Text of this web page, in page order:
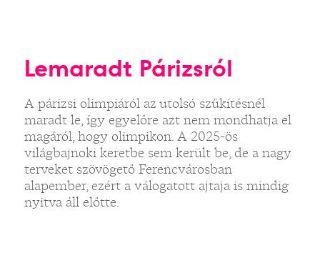
Lemaradt Párizsról
A párizsi olimpiáról az utolsó szűkítésnél
maradt le, így egyelőre azt nem mondhatja el
magáról, hogy olimpikon. A 2025-ös
világbajnoki keretbe sem került be, de a nagy
terveket szövögető Ferencvárosban
alapember, ezért a válogatott ajtaja is mindig
nyitva áll előtte.